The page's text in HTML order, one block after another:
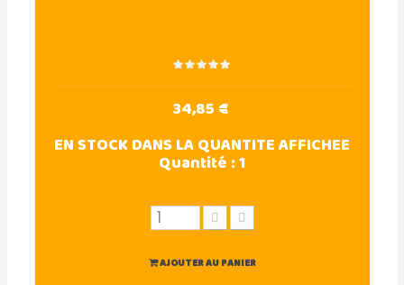
34,85 €
EN STOCK DANS LA QUANTITE AFFICHEE
Quantité :1
AJOUTER AU PANIER